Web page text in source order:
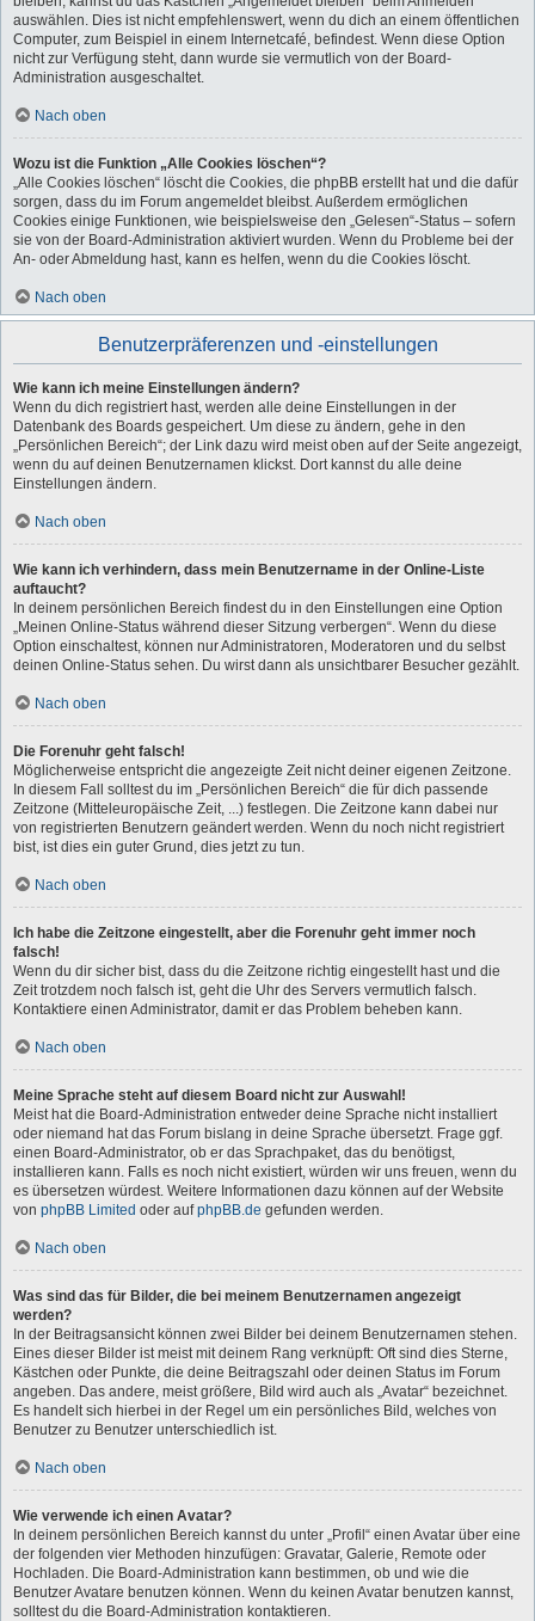
auswählen. Dies ist nicht empfehlenswert, wenn du dich an einem öffentlichen
Computer, zum Beispiel in einem Internetcafé, befindest. Wenn diese Option
nicht zur Verfügung steht, dann wurde sie vermutlich von der Board-
Administration ausgeschaltet.
Nach oben
Wozu ist die Funktion „Alle Cookies löschen“?
„Alle Cookies löschen“ löscht die Cookies, die phpBB erstellt hat und die dafür
sorgen, dass du im Forum angemeldet bleibst. Außerdem ermöglichen
Cookies einige Funktionen, wie beispielsweise den „Gelesen“-Status – sofern
sie von der Board-Administration aktiviert wurden. Wenn du Probleme bei der
An- oder Abmeldung hast, kann es helfen, wenn du die Cookies löscht.
Nach oben
Benutzerpräferenzen und -einstellungen
Wie kann ich meine Einstellungen ändern?
Wenn du dich registriert hast, werden alle deine Einstellungen in der
Datenbank des Boards gespeichert. Um diese zu ändern, gehe in den
„Persönlichen Bereich“; der Link dazu wird meist oben auf der Seite angezeigt,
wenn du auf deinen Benutzernamen klickst. Dort kannst du alle deine
Einstellungen ändern.
Nach oben
Wie kann ich verhindern, dass mein Benutzername in der Online-Liste
auftaucht?
In deinem persönlichen Bereich findest du in den Einstellungen eine Option
„Meinen Online-Status während dieser Sitzung verbergen“. Wenn du diese
Option einschaltest, können nur Administratoren, Moderatoren und du selbst
deinen Online-Status sehen. Du wirst dann als unsichtbarer Besucher gezählt.
Nach oben
Die Forenuhr geht falsch!
Möglicherweise entspricht die angezeigte Zeit nicht deiner eigenen Zeitzone.
In diesem Fall solltest du im „Persönlichen Bereich“ die für dich passende
Zeitzone (Mitteleuropäische Zeit, ...) festlegen. Die Zeitzone kann dabei nur
von registrierten Benutzern geändert werden. Wenn du noch nicht registriert
bist, ist dies ein guter Grund, dies jetzt zu tun.
Nach oben
Ich habe die Zeitzone eingestellt, aber die Forenuhr geht immer noch
falsch!
Wenn du dir sicher bist, dass du die Zeitzone richtig eingestellt hast und die
Zeit trotzdem noch falsch ist, geht die Uhr des Servers vermutlich falsch.
Kontaktiere einen Administrator, damit er das Problem beheben kann.
Nach oben
Meine Sprache steht auf diesem Board nicht zur Auswahl!
Meist hat die Board-Administration entweder deine Sprache nicht installiert
oder niemand hat das Forum bislang in deine Sprache übersetzt. Frage ggf.
einen Board-Administrator, ob er das Sprachpaket, das du benötigst,
installieren kann. Falls es noch nicht existiert, würden wir uns freuen, wenn du
es übersetzen würdest. Weitere Informationen dazu können auf der Website
von phpBB Limited oder aufphpBB.de gefunden werden.
Nach oben
Was sind das für Bilder, die bei meinem Benutzernamen angezeigt
werden?
In der Beitragsansicht können zwei Bilder bei deinem Benutzernamen stehen.
Eines dieser Bilder ist meist mit deinem Rang verknüpft: Oft sind dies Sterne,
Kästchen oder Punkte, die deine Beitragszahl oder deinen Status im Forum
angeben. Das andere, meist größere, Bild wird auch als „Avatar“ bezeichnet.
Es handelt sich hierbei in der Regel um ein persönliches Bild, welches von
Benutzer zu Benutzer unterschiedlich ist.
Nach oben
Wie verwende ich einen Avatar?
In deinem persönlichen Bereich kannst du unter „Profil“ einen Avatar über eine
der folgenden vier Methoden hinzufügen: Gravatar, Galerie, Remote oder
Hochladen. Die Board-Administration kann bestimmen, ob und wie die
Benutzer Avatare benutzen können. Wenn du keinen Avatar benutzen kannst,
solltest du die Board-Administration kontaktieren.